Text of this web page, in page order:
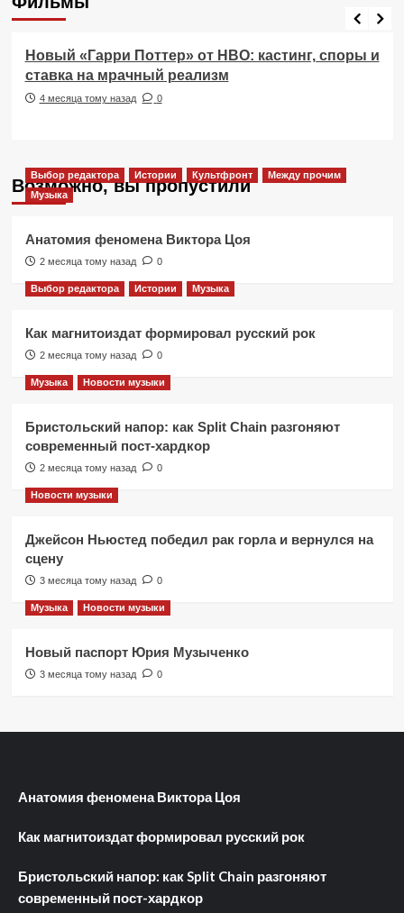
Фильмы
Новый «Гарри Поттер» от HBO: кастинг, споры и
ставка на мрачный реализм
4 месяца тому назад 0
Возможно, вы пропустили
Выбор редактора Истории Культфронт
Между прочим
Музыка
Анатомия феномена Виктора Цоя
2 месяца тому назад 0
Выбор редактора Истории Музыка
Как магнитоиздат формировал русский рок
2 месяца тому назад 0
Музыка Новости музыки
Бристольский напор: как Split Chain разгоняют
современный пост-хардкор
2 месяца тому назад 0
Новости музыки
Джейсон Ньюстед победил рак горла и вернулся на
сцену
3 месяца тому назад 0
Музыка Новости музыки
Новый паспорт Юрия Музыченко
3 месяца тому назад 0
Анатомия феномена Виктора Цоя
Как магнитоиздат формировал русский рок
Бристольский напор: как Split Chain разгоняют
современный пост-хардкор